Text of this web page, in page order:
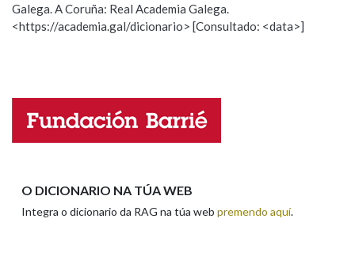
LIMPAR BUSCA
Observación Hai un erro na palabra
Propoño mellorar a definición
Nome
Galega. A Coruña: Real Academia Galega.
<https://academia.gal/dicionario> [Consultado: <data>]
O DICIONARIO NA TÚA WEB
Integra o dicionario da RAG na túa web premendo aquí.